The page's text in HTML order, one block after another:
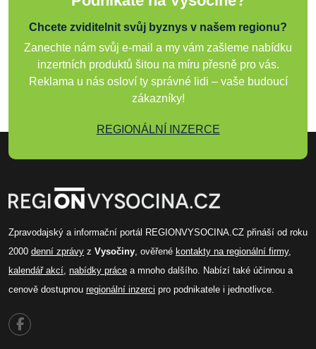
Chcete zviditelnit svůj byznys v našem regionu?
Zanechte nám svůj e-mail a my vám zašleme nabídku
inzertních produktů šitou na míru přesně pro vás.
Reklama u nás osloví ty správné lidi – vaše budoucí
zákazníky!
REGIONÁLNÍ INZERCE
Zpravodajský a informační portál REGIONVYSOCINA.CZ přináší od roku
2000 denní zprávy z Vysočiny , ověřené kontakty na regionální firmy,
kalendář akcí nabídky práce a mnoho dalšího. Nabízí také účinnou a
cenově dostupnou regionální inzerci pro podnikatele i jednotlivce.